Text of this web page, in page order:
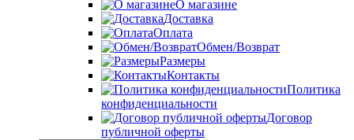
О магазине
Доставка
Оплата
Обмен/Возврат
Размеры
Контакты
Политика
конфиденциальности
Договор
публичной оферты